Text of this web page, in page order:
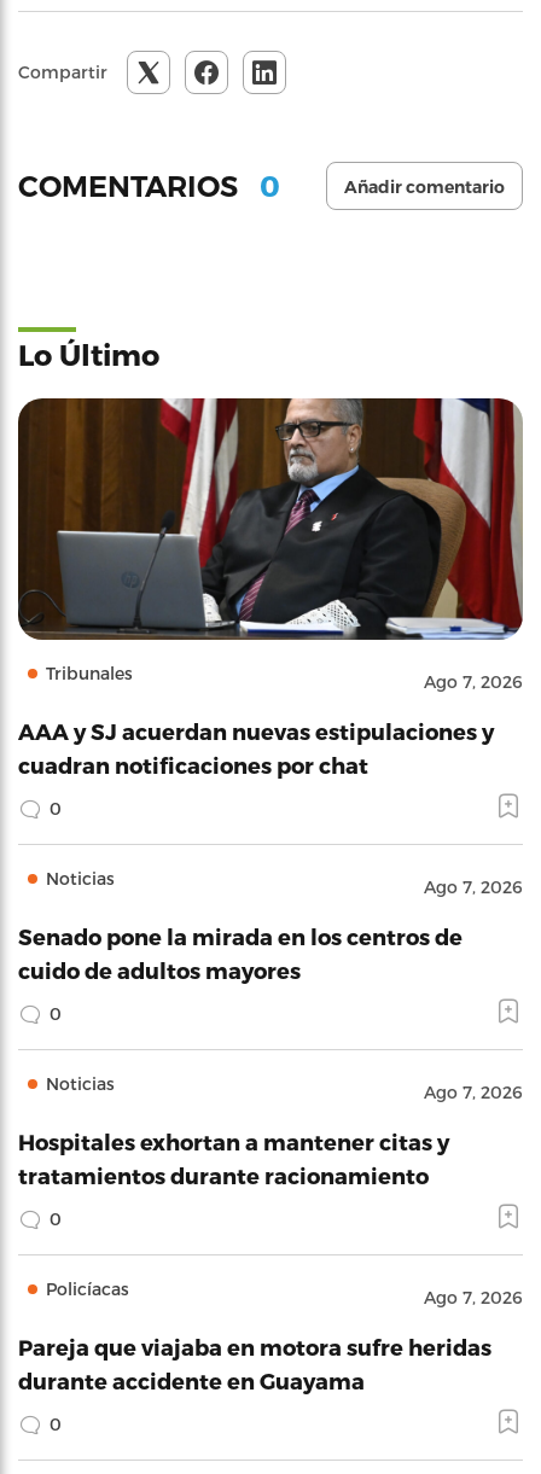
Compartir
COMENTARIOS 0 Añadir comentario
Lo Último
Tribunales Ago 7, 2026
AAA y SJ acuerdan nuevas estipulaciones y
cuadran notificaciones por chat
0
Noticias Ago 7, 2026
Senado pone la mirada en los centros de
cuido de adultos mayores
0
Noticias Ago 7, 2026
Hospitales exhortan a mantener citas y
tratamientos durante racionamiento
0
Policíacas Ago 7, 2026
Pareja que viajaba en motora sufre heridas
durante accidente en Guayama
0